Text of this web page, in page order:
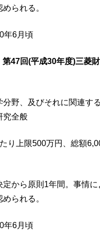
られる。
年6月頃
第47回(平成30年度)三菱
分野、及びそれに関連す
究全般
り上限500万円、総額
定から原則1年間。事情に
られる。
年6月頃